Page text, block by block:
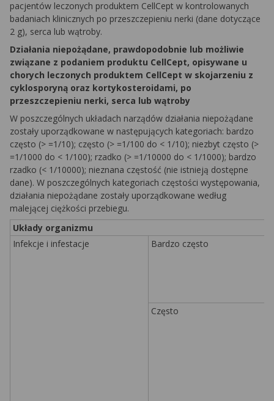
pacjentów leczonych produktem CellCept w kontrolowanych
badaniach klinicznych po przeszczepieniu nerki (dane dotyczące
2 g), serca lub wątroby.
Działania niepożądane, prawdopodobnie lub możliwie
związane z podaniem produktu CellCept, opisywane u
chorych leczonych produktem CellCept w skojarzeniu z
cyklosporyną oraz kortykosteroidami, po
przeszczepieniu nerki, serca lub wątroby
W poszczególnych układach narządów działania niepożądane
zostały uporządkowane w następujących kategoriach: bardzo
często (> =1/10); często (> =1/100 do < 1/10); niezbyt często (>
=1/1000 do < 1/100); rzadko (> =1/10000 do < 1/1000); bardzo
rzadko (< 1/10000); nieznana częstość (nie istnieją dostępne
dane). W poszczególnych kategoriach częstości występowania,
działania niepożądane zostały uporządkowane według
malejącej ciężkości przebiegu.
Układy organizmu
Infekcje i infestacje
Bardzo często
Często